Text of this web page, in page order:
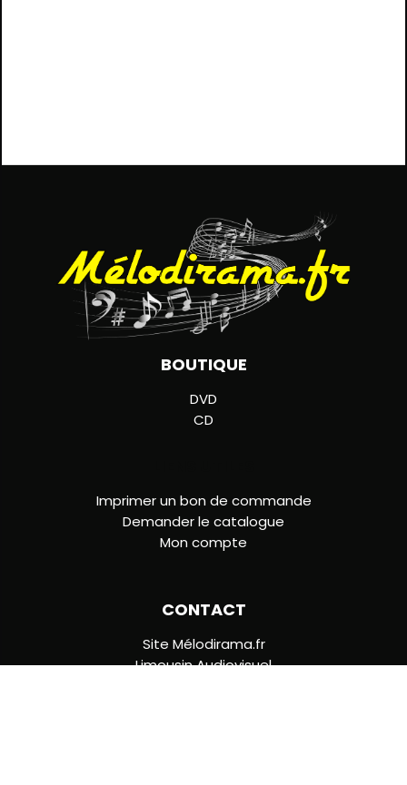
BOUTIQUE
DVD
CD
Imprimer un bon de commande
Demander le catalogue
Mon compte
CONTACT
Site Mélodirama.fr
Limousin Audiovisuel